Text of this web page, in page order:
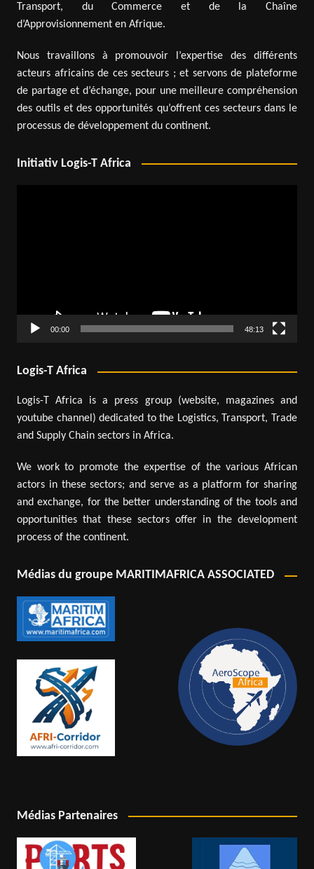
Transport, du Commerce et de la Chaîne
d’Approvisionnement en Afrique.
Nous travaillons à promouvoir l’expertise des différents
acteurs africains de ces secteurs ; et servons de plateforme
de partage et d’échange, pour une meilleure compréhension
des outils et des opportunités qu’offrent ces secteurs dans le
processus de développement du continent.
Initiativ Logis-T Africa
00:00 48:13
Logis-T Africa
Logis-T Africa is a press group (website, magazines and
youtube channel) dedicated to the Logistics, Transport, Trade
and Supply Chain sectors in Africa.
We work to promote the expertise of the various African
actors in these sectors; and serve as a platform for sharing
and exchange, for the better understanding of the tools and
opportunities that these sectors offer in the development
process of the continent.
Médias du groupe MARITIMAFRICA ASSOCIATED
Médias Partenaires